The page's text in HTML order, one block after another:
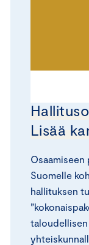
Lisää
Suomelle
hallituksen